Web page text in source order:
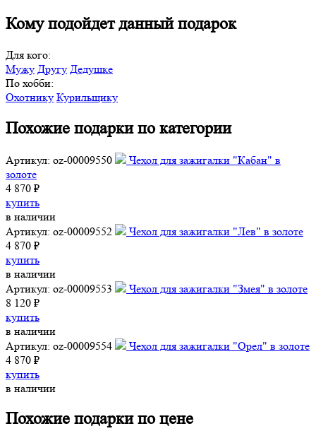
Кому подойдет данный подарок
Для кого:
Мужу Другу Дедушке
По хобби:
Охотнику Курильщику
Похожие подарки по категории
Артикул: oz-00009550
Чехол для зажигалки "Кабан" в
золоте
4 870 ₽
купить
в наличии
Артикул: oz-00009552
Чехол для зажигалки "Лев" в золоте
4 870 ₽
купить
в наличии
Артикул: oz-00009553
Чехол для зажигалки "Змея" в золоте
8 120 ₽
купить
в наличии
Артикул: oz-00009554
Чехол для зажигалки "Орел" в золоте
4 870 ₽
купить
в наличии
Похожие подарки по цене